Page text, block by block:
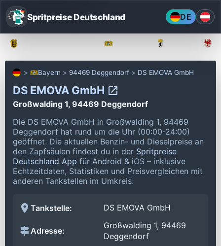
Spritpreise Deutschland DE
Bayern 94469 Deggendorf DS EMOVA GmbH
DS EMOVA GmbH
Großwalding 1, 94469 Deggendorf
Die DS EMOVA GmbH in Großwalding 1, 94469
Deggendorf hat rund um die Uhr (00:00-24:00)
geöffnet. Die aktuellen Benzin- und Dieselpreise an
den Zapfsäulen findest du in der Spritpreise
Deutschland App für Android & iOS – inklusive
Echtzeitdaten, Statistiken und Preisvergleichen mit
anderen Tankstellen im Umkreis.
Tankstelle: DS EMOVA GmbH
Adresse:
Großwalding 1, 94469
Deggendorf